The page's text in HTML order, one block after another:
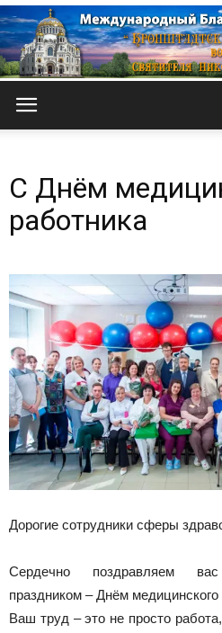
С Днём
работника
Дорогие сотрудники сферы
Сердечно поздравляем
праздником – Днём медицинского
Ваш труд – это не просто